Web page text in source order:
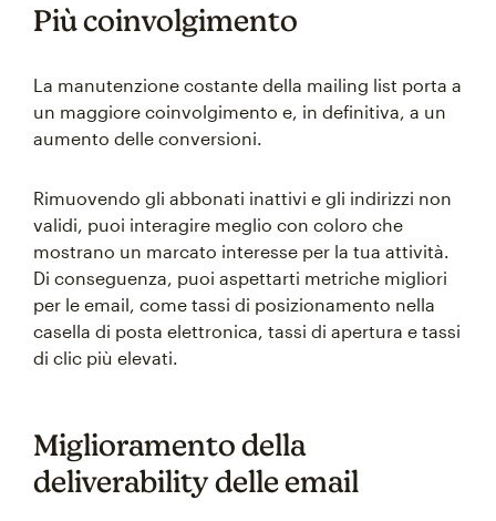
Più coinvolgimento
La manutenzione costante della mailing list porta a
un maggiore coinvolgimento e, in definitiva, a un
aumento delle conversioni.
Rimuovendo gli abbonati inattivi e gli indirizzi non
validi, puoi interagire meglio con coloro che
mostrano un marcato interesse per la tua attività.
Di conseguenza, puoi aspettarti metriche migliori
per le email, come tassi di posizionamento nella
casella di posta elettronica, tassi di apertura e tassi
di clic più elevati.
Miglioramento della
deliverability delle email